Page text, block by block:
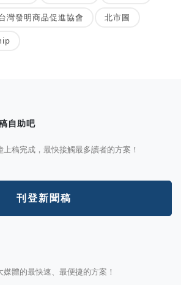
灣發明商品促進協會 北市圖
自助吧
稿完成，最快接觸最多讀者的方案！
刊登新聞稿
體的最快速、最便捷的方案！